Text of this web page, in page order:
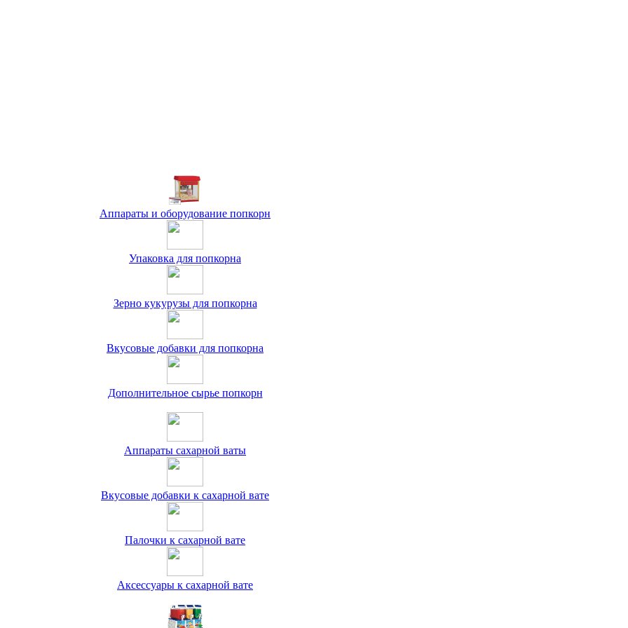
Аппараты и оборудование попкорн
Упаковка для попкорна
Зерно кукурузы для попкорна
Вкусовые добавки для попкорна
Дополнительное сырье попкорн
Аппараты сахарной ваты
Вкусовые добавки к сахарной вате
Палочки к сахарной вате
Аксессуары к сахарной вате